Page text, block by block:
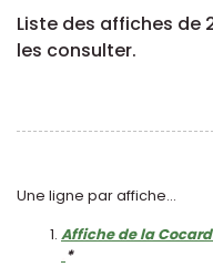
Liste des affiches de
les consulter.
Une ligne par affiche...
Affiche de la
*